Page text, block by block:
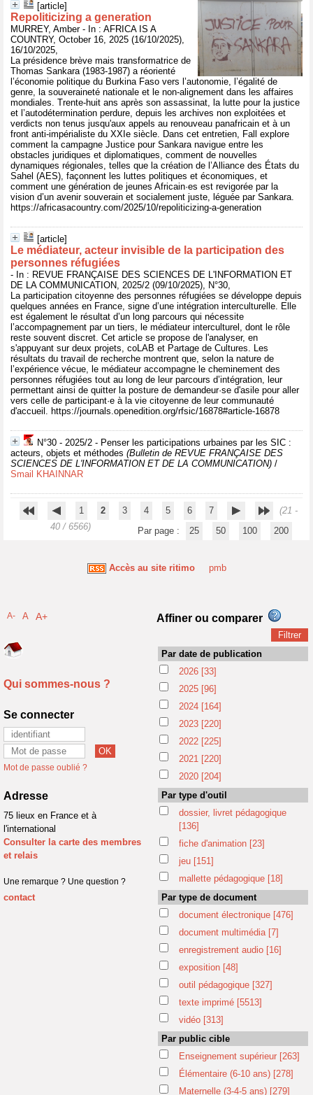
[article]
Repoliticizing a generation
MURREY, Amber - In : AFRICA IS A
COUNTRY, October 16, 2025 (16/10/2025),
16/10/2025,
La présidence brève mais transformatrice de
Thomas Sankara (1983-1987) a réorienté
l’économie politique du Burkina Faso vers l’autonomie, l’égalité de
genre, la souveraineté nationale et le non-alignement dans les affaires
mondiales. Trente-huit ans après son assassinat, la lutte pour la justice
et l’autodétermination perdure, depuis les archives non exploitées et
verdicts non tenus jusqu'aux appels au renouveau panafricain et à un
front anti-impérialiste du XXIe siècle. Dans cet entretien, Fall explore
comment la campagne Justice pour Sankara navigue entre les
obstacles juridiques et diplomatiques, comment de nouvelles
dynamiques régionales, telles que la création de l’Alliance des États du
Sahel (AES), façonnent les luttes politiques et économiques, et
comment une génération de jeunes Africain·es est revigorée par la
vision d’un avenir souverain et socialement juste, léguée par Sankara.
https://africasacountry.com/2025/10/repoliticizing-a-generation
[article]
Le médiateur, acteur invisible de la participation des
personnes réfugiées
- In : REVUE FRANÇAISE DES SCIENCES DE L'INFORMATION ET
DE LA COMMUNICATION, 2025/2 (09/10/2025), N°30,
La participation citoyenne des personnes réfugiées se développe depuis
quelques années en France, signe d’une intégration interculturelle. Elle
est également le résultat d’un long parcours qui nécessite
l’accompagnement par un tiers, le médiateur interculturel, dont le rôle
reste souvent discret. Cet article se propose de l'analyser, en
s'appuyant sur deux projets, coLAB et Partage de Cultures. Les
résultats du travail de recherche montrent que, selon la nature de
l’expérience vécue, le médiateur accompagne le cheminement des
personnes réfugiées tout au long de leur parcours d’intégration, leur
permettant ainsi de quitter la posture de demandeur·se d'asile pour aller
vers celle de participant·e à la vie citoyenne de leur communauté
d'accueil. https://journals.openedition.org/rfsic/16878#article-16878
N°30 - 2025/2 - Penser les participations urbaines par les SIC :
acteurs, objets et méthodes (Bulletin de REVUE FRANÇAISE DES
SCIENCES DE L'INFORMATION ET DE LA COMMUNICATION) /
Smail KHAINNAR
1 2 3 4 5 6 7
(21 -
40 / 6566)
Par page : 25 50 100 200
Accès au site ritimo pmb
A- A A+
Qui sommes-nous ?
Se connecter
Mot de passe oublié ?
Adresse
75 lieux en France et à
l'international
Consulter la carte des membres
et relais
Une remarque ? Une question ?
contact
Affiner ou comparer
Par date de publication
2026 [33]
2025 [96]
2024 [164]
2023 [220]
2022 [225]
2021 [220]
2020 [204]
Par type d'outil
dossier, livret pédagogique
[136]
fiche d'animation [23]
jeu [151]
mallette pédagogique [18]
Par type de document
document électronique [476]
document multimédia [7]
enregistrement audio [16]
exposition [48]
outil pédagogique [327]
texte imprimé [5513]
vidéo [313]
Par public cible
Enseignement supérieur [263]
Élémentaire (6-10 ans) [278]
Maternelle (3-4-5 ans) [279]